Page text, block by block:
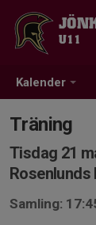
Kalender
U11
Träning
Tisdag 21
Rosenlunds
Samling: